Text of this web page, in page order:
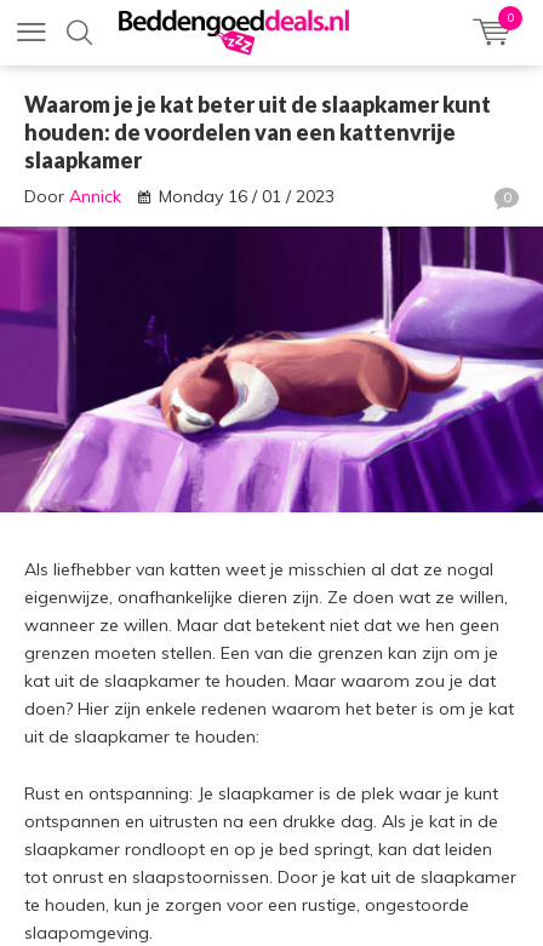
0
Waarom je je kat beter uit de slaapkamer kunt
houden: de voordelen van een kattenvrije
slaapkamer
Door Annick Monday 16 / 01 / 2023 0
Als liefhebber van katten weet je misschien al dat ze nogal
eigenwijze, onafhankelijke dieren zijn. Ze doen wat ze willen,
wanneer ze willen. Maar dat betekent niet dat we hen geen
grenzen moeten stellen. Een van die grenzen kan zijn om je
kat uit de slaapkamer te houden. Maar waarom zou je dat
doen? Hier zijn enkele redenen waarom het beter is om je kat
uit de slaapkamer te houden:
Rust en ontspanning: Je slaapkamer is de plek waar je kunt
ontspannen en uitrusten na een drukke dag. Als je kat in de
slaapkamer rondloopt en op je bed springt, kan dat leiden
tot onrust en slaapstoornissen. Door je kat uit de slaapkamer
te houden, kun je zorgen voor een rustige, ongestoorde
slaapomgeving.